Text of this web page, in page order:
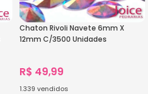
Chaton Rivoli Navete 6mm X
12mm C/3500 Unidades
R$ 49,99
1.339 vendidos